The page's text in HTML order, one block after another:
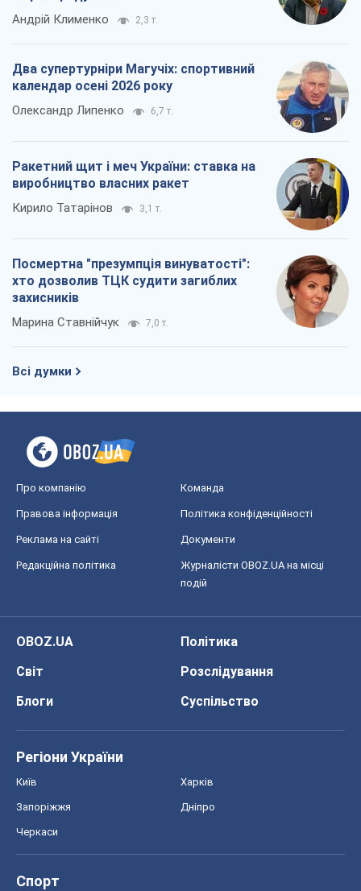
Андрій Клименко 2,3 т.
Два супертурніри Магучіх: спортивний
календар осені 2026 року
Олександр Липенко 6,7 т.
Ракетний щит і меч України: ставка на
виробництво власних ракет
Кирило Татарінов 3,1 т.
Посмертна "презумпція винуватості":
хто дозволив ТЦК судити загиблих
захисників
Марина Ставнійчук 7,0 т.
Всі думки
Про компанію Команда
Правова інформація Політика конфіденційності
Реклама на сайті Документи
Редакційна політика
Журналісти OBOZ.UA на місці
подій
OBOZ.UA
Політика
Світ
Розслідування
Блоги
Суспільство
Регіони України
Київ Харків
Запоріжжя Дніпро
Черкаси
Спорт